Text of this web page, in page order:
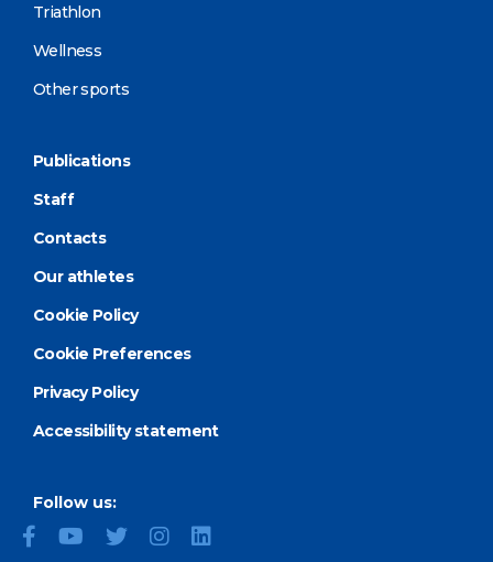
Triathlon
Wellness
Other sports
Publications
Staff
Contacts
Our athletes
Cookie Policy
Cookie Preferences
Privacy Policy
Accessibility statement
Follow us: